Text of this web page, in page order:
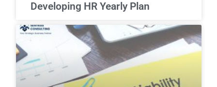
Developing HR Yearly Plan